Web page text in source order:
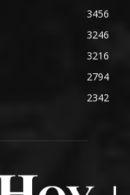
3456
3246
3216
2794
2342